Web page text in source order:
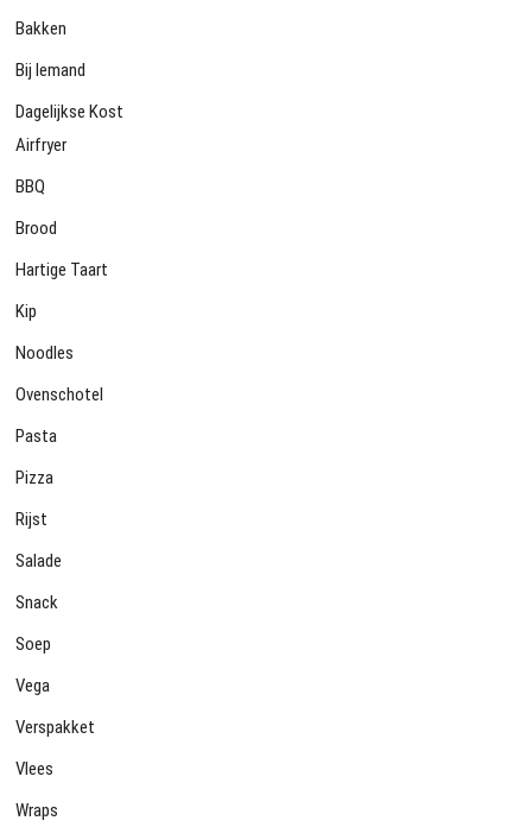
Bakken
Bij Iemand
Dagelijkse Kost
Airfryer
BBQ
Brood
Hartige Taart
Kip
Noodles
Ovenschotel
Pasta
Pizza
Rijst
Salade
Snack
Soep
Vega
Verspakket
Vlees
Wraps